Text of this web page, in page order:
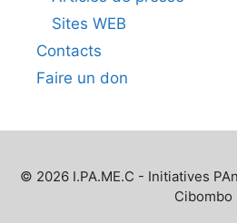
Sites WEB
Contacts
Faire un don
© 2026 I.PA.ME.C - Initiatives
Cibombo